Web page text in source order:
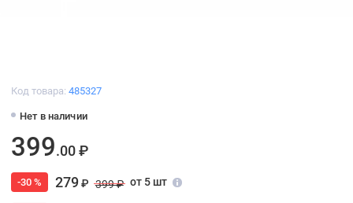
Код товара: 485327
Нет в наличии
399.00 ₽
-30 % 279₽ 399 ₽ от 5 шт